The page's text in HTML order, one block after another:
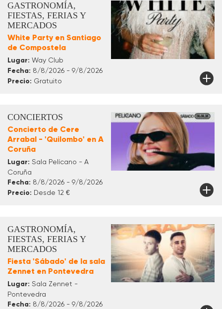
GASTRONOMÍA,
FIESTAS, FERIAS Y
MERCADOS
White Party en Santiago
de Compostela
Lugar: Way Club
Fecha: 8/8/2026 - 9/8/2026
Precio: Gratuito
CONCIERTOS
Concierto de Cere
Arrabal - 'Quilombo' en A
Coruña
Lugar: Sala Pelícano - A
Coruña
Fecha: 8/8/2026 - 9/8/2026
Precio: Desde 12 €
GASTRONOMÍA,
FIESTAS, FERIAS Y
MERCADOS
Fiesta 'Sábado' de la sala
Zennet en Pontevedra
Lugar: Sala Zennet -
Pontevedra
Fecha: 8/8/2026 - 9/8/2026